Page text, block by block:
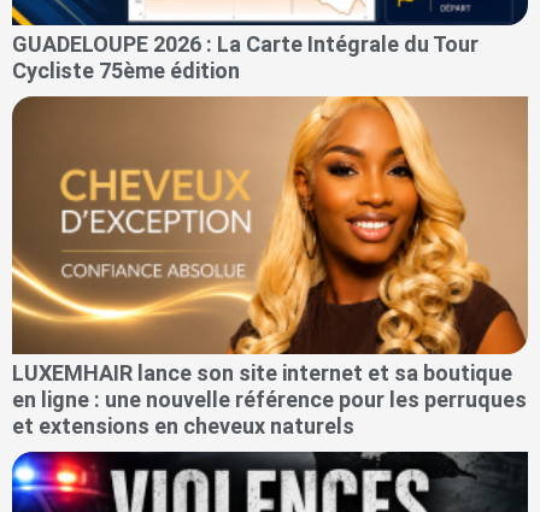
GUADELOUPE 2026 : La Carte Intégrale du Tour
Cycliste 75ème édition
LUXEMHAIR lance son site internet et sa boutique
en ligne : une nouvelle référence pour les perruques
et extensions en cheveux naturels